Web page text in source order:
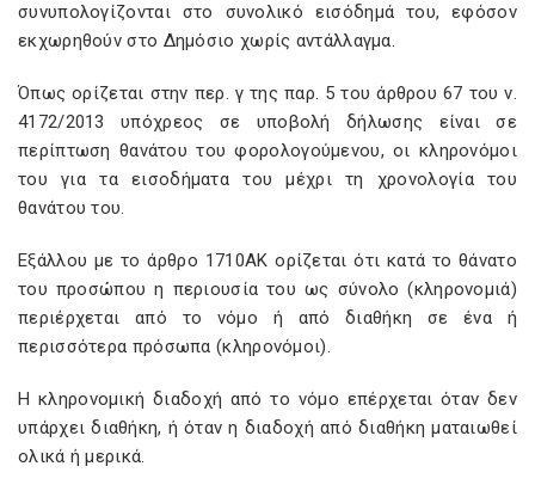
συνυπολογίζονται στο συνολικό εισόδημά του, εφόσον
εκχωρηθούν στο Δημόσιο χωρίς αντάλλαγμα.
Όπως ορίζεται στην περ. γ της παρ. 5 του άρθρου 67 του ν.
4172/2013 υπόχρεος σε υποβολή δήλωσης είναι σε
περίπτωση θανάτου του φορολογούμενου, οι κληρονόμοι
του για τα εισοδήματα του μέχρι τη χρονολογία του
θανάτου του.
Εξάλλου με το άρθρο 1710ΑΚ ορίζεται ότι κατά το θάνατο
του προσώπου η περιουσία του ως σύνολο (κληρονομιά)
περιέρχεται από το νόμο ή από διαθήκη σε ένα ή
περισσότερα πρόσωπα (κληρονόμοι).
Η κληρονομική διαδοχή από το νόμο επέρχεται όταν δεν
υπάρχει διαθήκη, ή όταν η διαδοχή από διαθήκη ματαιωθεί
ολικά ή μερικά.